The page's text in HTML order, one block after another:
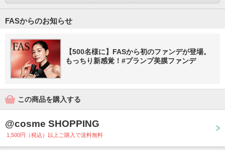
FASからのお知らせ
【500名様に】FASから初のファンデが登場。
もっちり新感覚！#プランプ美膜ファンデ
この商品を購入する
@cosme SHOPPING
1,500円（税込）以上ご購入で送料無料